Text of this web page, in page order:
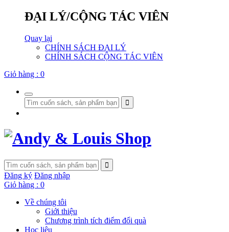
ĐẠI LÝ/CỘNG TÁC VIÊN
Quay lại
CHÍNH SÁCH ĐẠI LÝ
CHÍNH SÁCH CỘNG TÁC VIÊN
Giỏ hàng : 0
Đăng ký Đăng nhập
Giỏ hàng : 0
Về chúng tôi
Giới thiệu
Chương trình tích điểm đổi quà
Học liệu